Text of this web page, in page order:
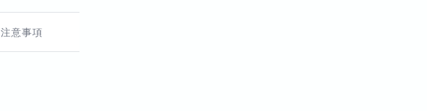
注意事項